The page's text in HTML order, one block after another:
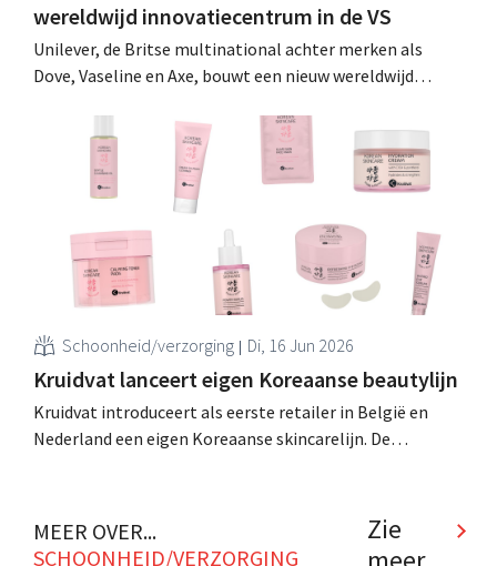
wereldwijd innovatiecentrum in de VS
Unilever, de Britse multinational achter merken als
Dove, Vaseline en Axe, bouwt een nieuw wereldwijd
centrum, goed voor een investering van 270 miljoen
dollar, wordt een hub voor R&D rond persoonlijke
verzorging, schoonheidsproducten en welzijn. .
Schoonheid/verzorging Di, 16 Jun 2026
Kruidvat lanceert eigen Koreaanse beautylijn
Kruidvat introduceert als eerste retailer in België en
Nederland een eigen Koreaanse skincarelijn. De
MEER OVER...
SCHOONHEID/VERZORGING
Zie